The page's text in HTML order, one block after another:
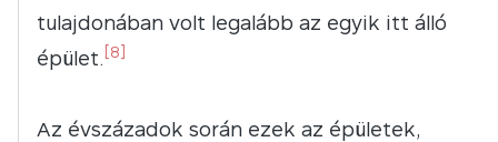
tulajdonában volt legalább az egyik itt álló
épület. [8]
Az évszázadok során ezek az épületek,